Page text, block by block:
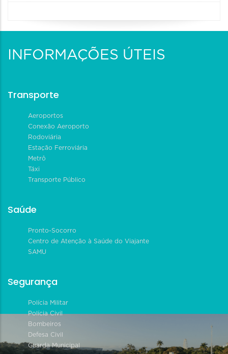
INFORMAÇÕES ÚTEIS
Transporte
Aeroportos
Conexão Aeroporto
Rodoviária
Estação Ferroviária
Metrô
Táxi
Transporte Público
Saúde
Pronto-Socorro
Centro de Atenção à Saúde do Viajante
SAMU
Segurança
Polícia Militar
Polícia Civil
Bombeiros
Defesa Civil
Guarda Municipal